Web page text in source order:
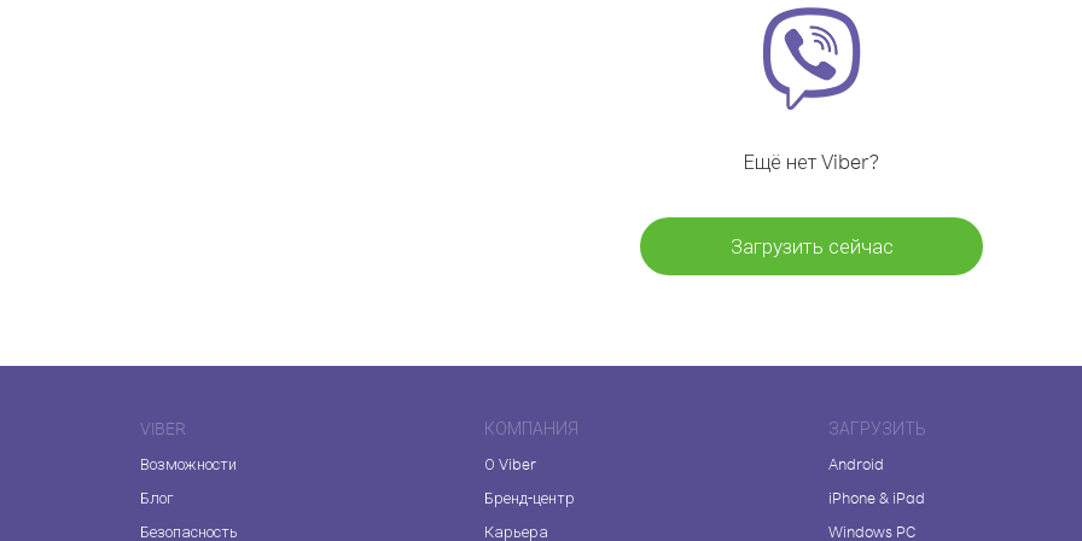
Ещё нет Viber?
Загрузить сейчас
VIBER
Возможности
Блог
Безопасность
КОМПАНИЯ
О Viber
Бренд-центр
Карьера
ЗАГРУЗИТЬ
Android
iPhone & iPad
Windows PC